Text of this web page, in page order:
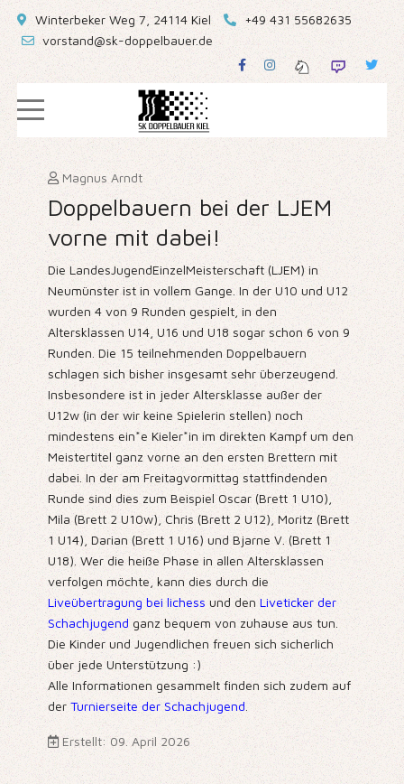
Winterbeker Weg 7, 24114 Kiel
+49 431 55682635
vorstand@sk-doppelbauer.de
Magnus Arndt
Doppelbauern bei der LJEM
vorne mit dabei!
Die LandesJugendEinzelMeisterschaft (LJEM) in
Neumünster ist in vollem Gange. In der U10 und U12
wurden 4 von 9 Runden gespielt, in den
Altersklassen U14, U16 und U18 sogar schon 6 von 9
Runden. Die 15 teilnehmenden Doppelbauern
schlagen sich bisher insgesamt sehr überzeugend.
Insbesondere ist in jeder Altersklasse außer der
U12w (in der wir keine Spielerin stellen) noch
mindestens ein*e Kieler*in im direkten Kampf um den
Meistertitel ganz vorne an den ersten Brettern mit
dabei. In der am Freitagvormittag stattfindenden
Runde sind dies zum Beispiel Oscar (Brett 1 U10),
Mila (Brett 2 U10w), Chris (Brett 2 U12), Moritz (Brett
1 U14), Darian (Brett 1 U16) und Bjarne V. (Brett 1
U18). Wer die heiße Phase in allen Altersklassen
verfolgen möchte, kann dies durch die
Liveübertragung bei lichess und den Liveticker der
Schachjugend ganz bequem von zuhause aus tun.
Die Kinder und Jugendlichen freuen sich sicherlich
über jede Unterstützung :)
Alle Informationen gesammelt finden sich zudem auf
derTurnierseite der Schachjugend
Erstellt: 09. April 2026